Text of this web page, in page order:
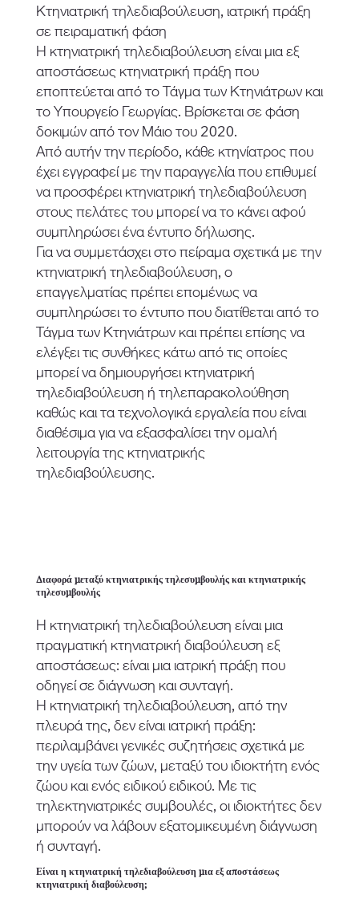
Κτηνιατρική τηλεδιαβούλευση, ιατρική πράξη
σε πειραματική φάση
Η κτηνιατρική τηλεδιαβούλευση είναι μια εξ
αποστάσεως κτηνιατρική πράξη που
εποπτεύεται από το Τάγμα των Κτηνιάτρων και
το Υπουργείο Γεωργίας. Βρίσκεται σε φάση
δοκιμών από τον Μάιο του 2020.
Από αυτήν την περίοδο, κάθε κτηνίατρος που
έχει εγγραφεί με την παραγγελία που επιθυμεί
να προσφέρει κτηνιατρική τηλεδιαβούλευση
στους πελάτες του μπορεί να το κάνει αφού
συμπληρώσει ένα έντυπο δήλωσης.
Για να συμμετάσχει στο πείραμα σχετικά με την
κτηνιατρική τηλεδιαβούλευση, ο
επαγγελματίας πρέπει επομένως να
συμπληρώσει το έντυπο που διατίθεται από το
Τάγμα των Κτηνιάτρων και πρέπει επίσης να
ελέγξει τις συνθήκες κάτω από τις οποίες
μπορεί να δημιουργήσει κτηνιατρική
τηλεδιαβούλευση ή τηλεπαρακολούθηση
καθώς και τα τεχνολογικά εργαλεία που είναι
διαθέσιμα για να εξασφαλίσει την ομαλή
λειτουργία της κτηνιατρικής
τηλεδιαβούλευσης.
Διαφορά μεταξύ κτηνιατρικής τηλεσυμβουλής και κτηνιατρικής
τηλεσυμβουλής
Η κτηνιατρική τηλεδιαβούλευση είναι μια
πραγματική κτηνιατρική διαβούλευση εξ
αποστάσεως: είναι μια ιατρική πράξη που
οδηγεί σε διάγνωση και συνταγή.
Η κτηνιατρική τηλεδιαβούλευση, από την
πλευρά της, δεν είναι ιατρική πράξη:
περιλαμβάνει γενικές συζητήσεις σχετικά με
την υγεία των ζώων, μεταξύ του ιδιοκτήτη ενός
ζώου και ενός ειδικού ειδικού. Με τις
τηλεκτηνιατρικές συμβουλές, οι ιδιοκτήτες δεν
μπορούν να λάβουν εξατομικευμένη διάγνωση
ή συνταγή.
Είναι η κτηνιατρική τηλεδιαβούλευση μια εξ αποστάσεως
κτηνιατρική διαβούλευση;